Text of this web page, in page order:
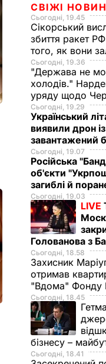
СВІЖІ
Сьогодні, 19.45
Сікорський
збиття ракет
того, як вони
Сьогодні, 19.36
"Держава не
холодів."
уряду щодо
Сьогодні, 19.29
Український
виявили дрон
завантажений
Сьогодні, 19.07
Російська
об'єкти
загиблі й
Сьогодні, 19.03
LIVE
Голованова з
Сьогодні, 18.58
Захисник
отримав
"Вдома" Фонду
Сьогодні, 18.45
бізнесу –
Сьогодні, 18.41